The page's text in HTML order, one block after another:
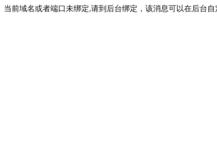
当前域名或者端口未绑定,请到后台绑定，该消息可以在后台自